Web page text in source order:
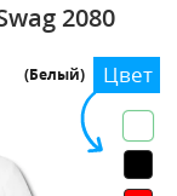
2080
Цвет
(Белый)